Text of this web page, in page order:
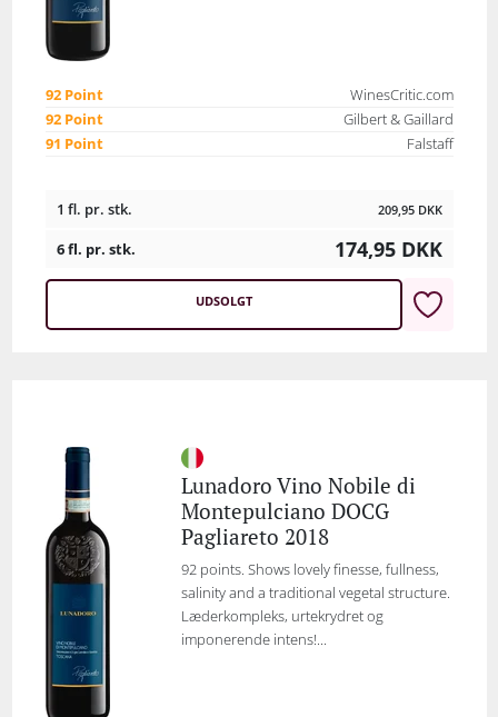
92 Point
WinesCritic.com
92 Point
Gilbert & Gaillard
91 Point
Falstaff
1 fl. pr. stk. 209,95 DKK
6 fl. pr. stk. 174,95 DKK
UDSOLGT
Lunadoro Vino Nobile di
Montepulciano DOCG
Pagliareto 2018
92 points. Shows lovely finesse, fullness,
salinity and a traditional vegetal structure.
Læderkompleks, urtekrydret og
imponerende intens!...